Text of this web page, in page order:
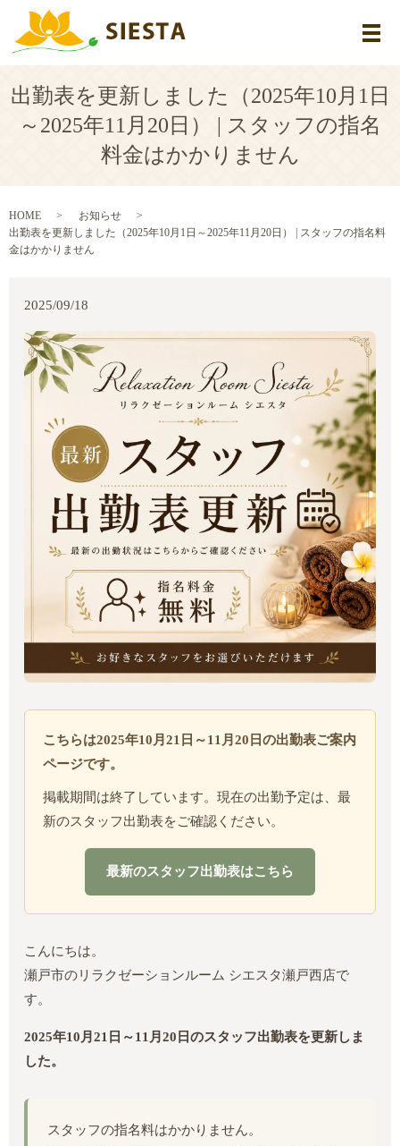
メ
出勤表を更新しました（2025年10月1日
～2025年11月20日） | スタッフの指名
料金はかかりません
HOME
お知らせ
出勤表を更新しました（2025年10月1日～2025年11月20日） | スタッフの指名料
金はかかりません
2025/09/18
こちらは2025年10月21日～11月20日の出勤表ご案内
ページです。
掲載期間は終了しています。現在の出勤予定は、最
新のスタッフ出勤表をご確認ください。
最新のスタッフ出勤表はこちら
こんにちは。
瀬戸市のリラクゼーションルーム シエスタ瀬戸西店で
す。
2025年10月21日～11月20日のスタッフ出勤表を更新しま
した。
スタッフの指名料はかかりません。